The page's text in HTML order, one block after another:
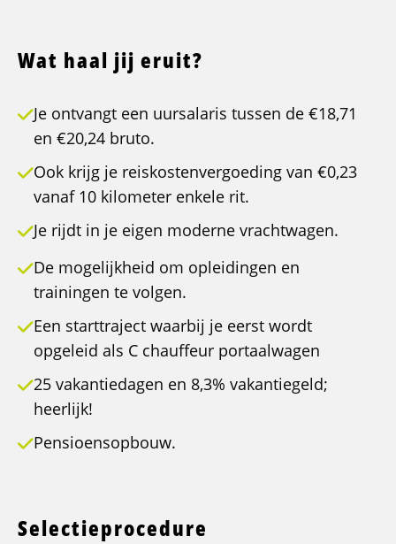
Wat haal jij eruit?
Je ontvangt een uursalaris tussen de €18,71
en €20,24 bruto.
Ook krijg je reiskostenvergoeding van €0,23
vanaf 10 kilometer enkele rit.
Je rijdt in je eigen moderne vrachtwagen.
De mogelijkheid om opleidingen en
trainingen te volgen.
Een starttraject waarbij je eerst wordt
opgeleid als C chauffeur portaalwagen
25 vakantiedagen en 8,3% vakantiegeld;
heerlijk!
Pensioensopbouw.
Selectieprocedure